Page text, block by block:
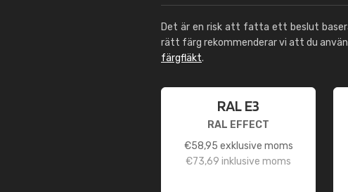
Det är en risk att fatta ett beslut
rätt färg rekommenderar vi att du
färgfläkt.
RAL E3
RAL EFFECT
€58,95 exklusive moms
€73,69 inklusive moms